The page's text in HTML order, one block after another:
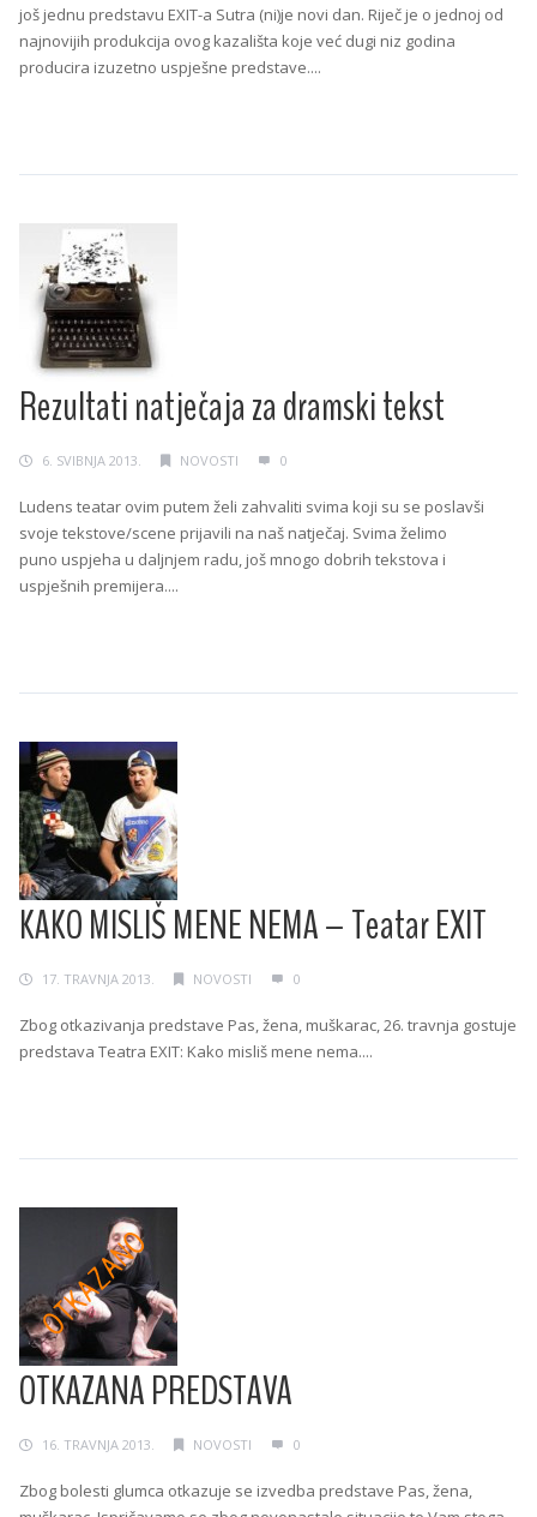
još jednu predstavu EXIT-a Sutra (ni)je novi dan. Riječ je o jednoj od
najnovijih produkcija ovog kazališta koje već dugi niz godina
producira izuzetno uspješne predstave....
Rezultati natječaja za dramski tekst
6. SVIBNJA 2013. NOVOSTI 0
Ludens teatar ovim putem želi zahvaliti svima koji su se poslavši
svoje tekstove/scene prijavili na naš natječaj. Svima želimo
puno uspjeha u daljnjem radu, još mnogo dobrih tekstova i
uspješnih premijera....
KAKO MISLIŠ MENE NEMA – Teatar EXIT
17. TRAVNJA 2013. NOVOSTI 0
Zbog otkazivanja predstave Pas, žena, muškarac, 26. travnja gostuje
predstava Teatra EXIT: Kako misliš mene nema....
OTKAZANA PREDSTAVA
16. TRAVNJA 2013. NOVOSTI 0
Zbog bolesti glumca otkazuje se izvedba predstave Pas, žena,